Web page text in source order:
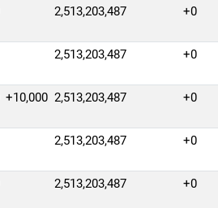
2,513,203,487 +0
2,513,203,487 +0
+10,000 2,513,203,487 +0
2,513,203,487 +0
2,513,203,487 +0